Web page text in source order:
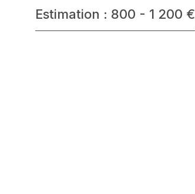
Estimation : 800 - 1 200 €